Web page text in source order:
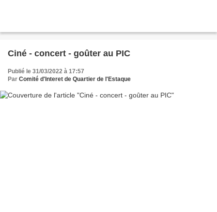
Ciné - concert - goûter au PIC
Publié le 31/03/2022 à 17:57
Par Comité d'Interet de Quartier de l'Estaque